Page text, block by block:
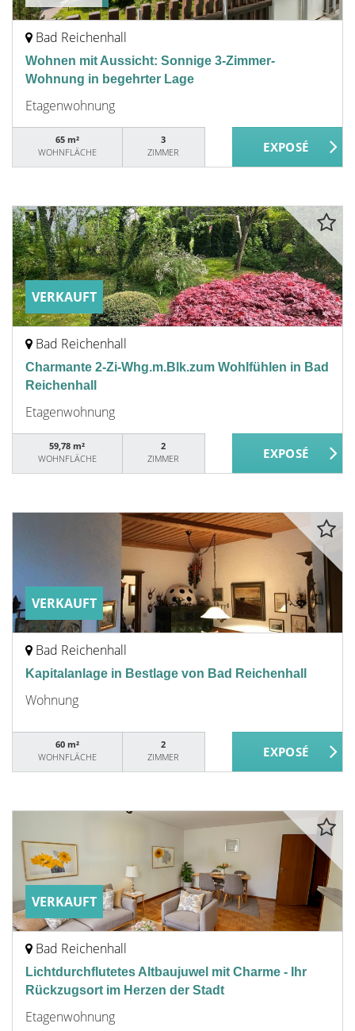
Bad Reichenhall
Wohnen mit Aussicht: Sonnige 3-Zimmer-
Wohnung in begehrter Lage
Etagenwohnung
65 m²
WOHNFLÄCHE
3
ZIMMER
VERKAUFT
Bad Reichenhall
Charmante 2-Zi-Whg.m.Blk.zum Wohlfühlen in Bad
Reichenhall
Etagenwohnung
59,78 m²
WOHNFLÄCHE
2
ZIMMER
VERKAUFT
Bad Reichenhall
Kapitalanlage in Bestlage von Bad Reichenhall
Wohnung
60 m²
WOHNFLÄCHE
2
ZIMMER
VERKAUFT
Bad Reichenhall
Lichtdurchflutetes Altbaujuwel mit Charme - Ihr
Rückzugsort im Herzen der Stadt
Etagenwohnung